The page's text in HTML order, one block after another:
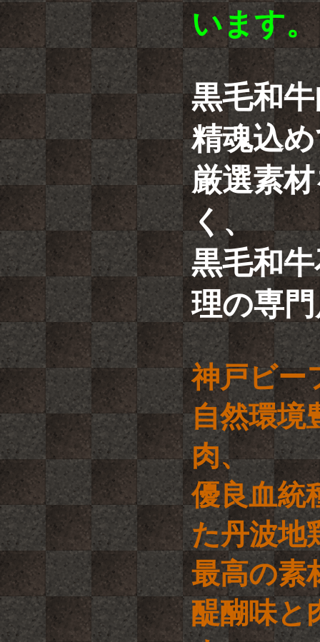
います。
黒毛和
精魂込
厳選素
く、
黒毛和
理の専
神戸ビー
自然環境
肉、
優良血統
た丹波地
最高の素
醍醐味と